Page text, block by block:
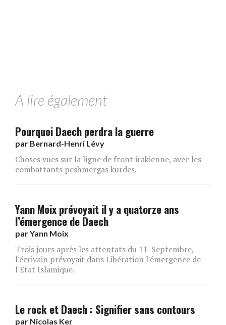
A lire également
Pourquoi Daech perdra la guerre
par Bernard-Henri Lévy
Choses vues sur la ligne de front irakienne, avec les
combattants peshmergas kurdes.
Yann Moix prévoyait il y a quatorze ans
l’émergence de Daech
parYann Moix
Trois jours après les attentats du 11-Septembre,
l'écrivain prévoyait dans Libération l'émergence de
l'Etat Islamique.
Le rock et Daech : Signifier sans contours
par Nicolas Ker